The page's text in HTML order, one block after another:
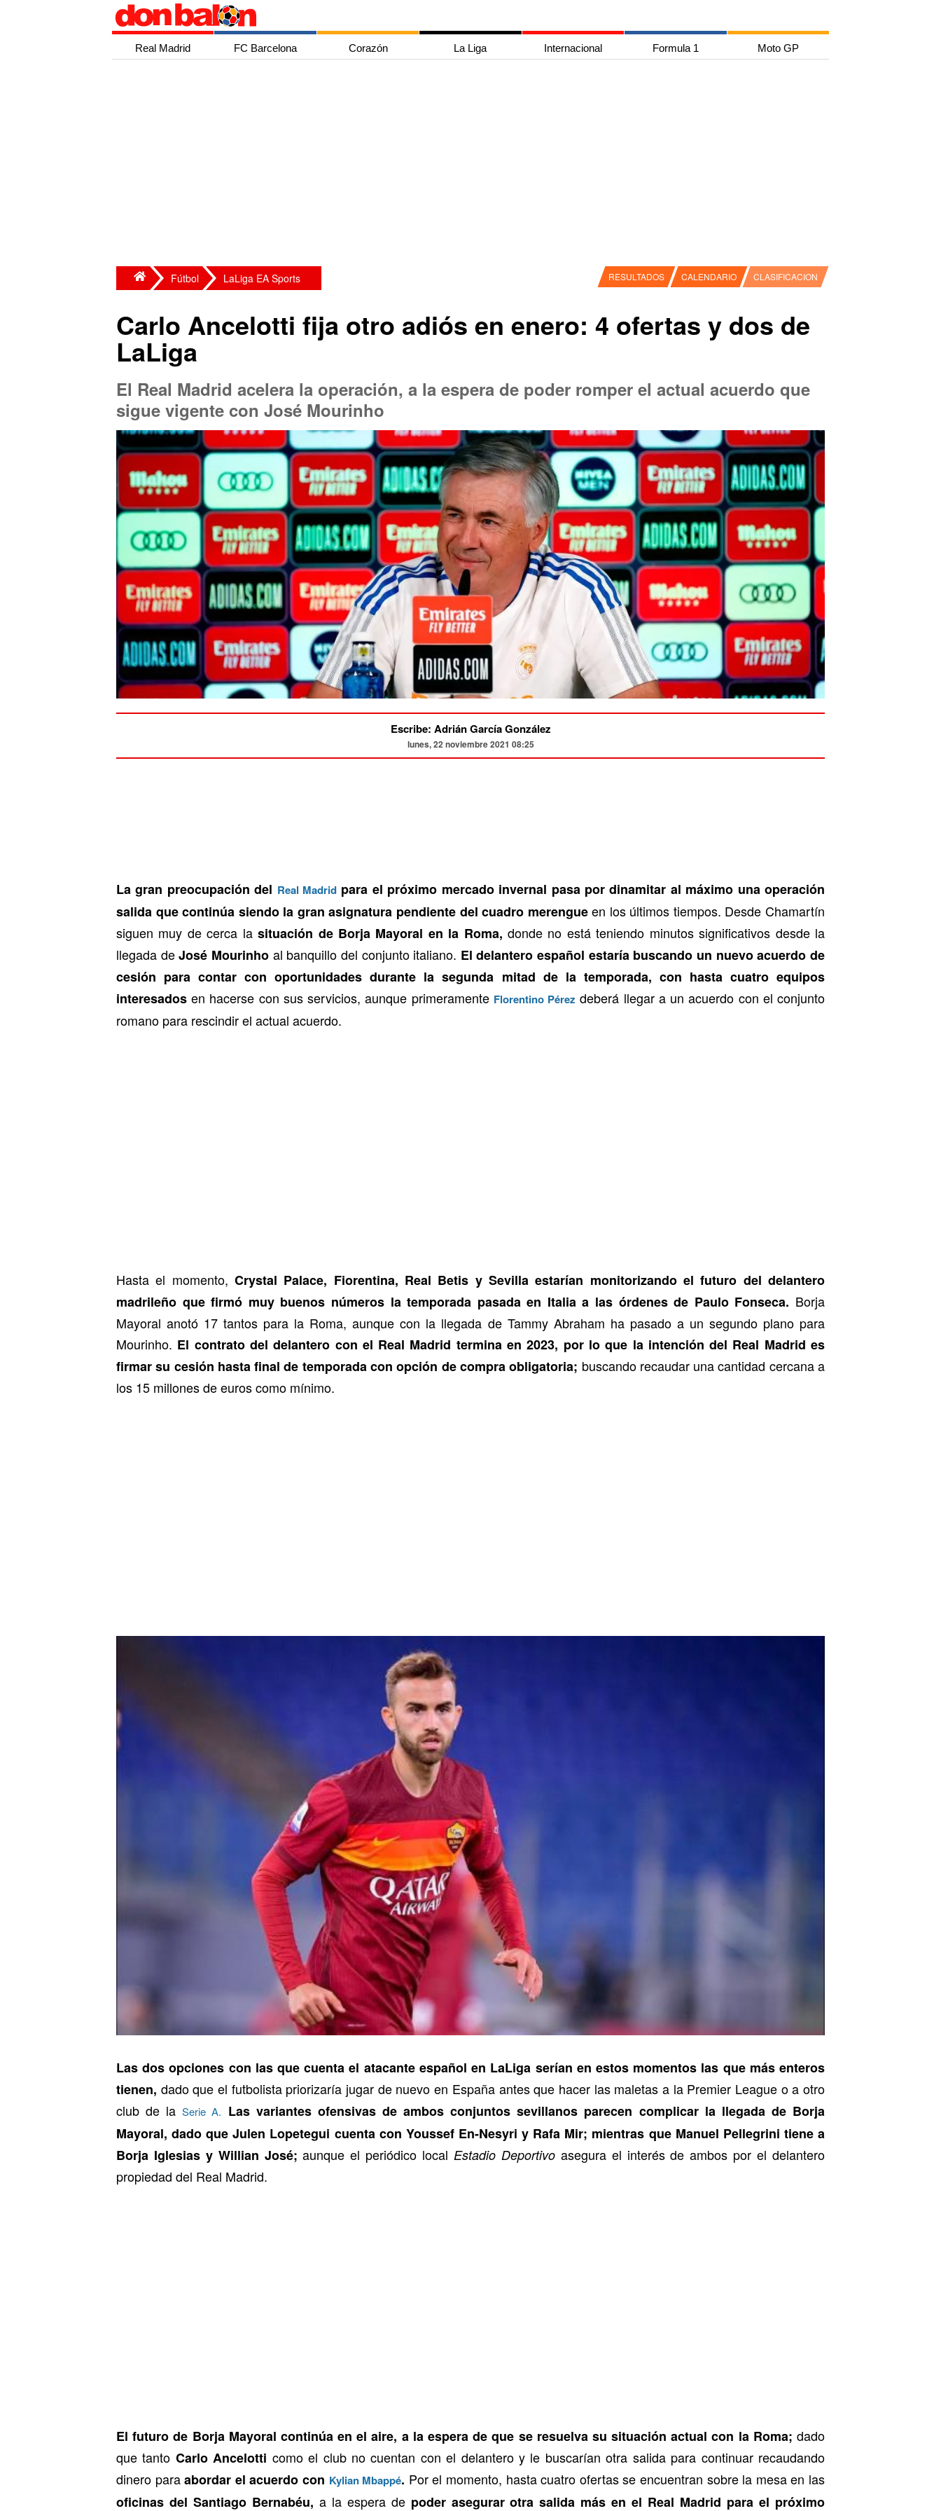
Real Madrid FC Barcelona Corazón La Liga Internacional Formula 1 Moto GP
Fútbol LaLiga EA Sports RESULTADOS CALENDARIO CLASIFICACION
Carlo Ancelotti fija otro adiós en enero: 4 ofertas y dos de
LaLiga
El Real Madrid acelera la operación, a la espera de poder romper el actual acuerdo que
sigue vigente con José Mourinho
Escribe: Adrián García González
lunes, 22 noviembre 2021 08:25
La gran preocupación del Real Madrid para el próximo mercado invernal pasa por dinamitar al máximo una operación
salida que continúa siendo la gran asignatura pendiente del cuadro merengueen los últimos tiempos. Desde Chamartín
siguen muy de cerca lasituación de Borja Mayoral en la Roma, donde no está teniendo minutos significativos desde la
llegada deJosé Mourinhoal banquillo del conjunto italiano. El delantero español estaría buscando un nuevo acuerdo de
cesión para contar con oportunidades durante la segunda mitad de la temporada, con hasta cuatro equipos
interesados en hacerse con sus servicios, aunque primeramente Florentino Pérez deberá llegar a un acuerdo con el conjunto
romano para rescindir el actual acuerdo.
Hasta el momento, Crystal Palace, Fiorentina, Real Betis y Sevilla estarían monitorizando el futuro del delantero
madrileño que firmó muy buenos números la temporada pasada en Italia a las órdenes de Paulo Fonseca. Borja
Mayoral anotó 17 tantos para la Roma, aunque con la llegada de Tammy Abraham ha pasado a un segundo plano para
Mourinho. El contrato del delantero con el Real Madrid termina en 2023, por lo que la intención del Real Madrid es
firmar su cesión hasta final de temporada con opción de compra obligatoria; buscando recaudar una cantidad cercana a
los 15 millones de euros como mínimo.
Las dos opciones con las que cuenta el atacante español en LaLiga serían en estos momentos las que más enteros
tienen, dado que el futbolista priorizaría jugar de nuevo en España antes que hacer las maletas a la Premier League o a otro
club de laSerie A. Las variantes ofensivas de ambos conjuntos sevillanos parecen complicar la llegada de Borja
Mayoral, dado que Julen Lopetegui cuenta con Youssef En-Nesyri y Rafa Mir; mientras que Manuel Pellegrini tiene a
Borja Iglesias y Willian José; aunque el periódico local Estadio Deportivoasegura el interés de ambos por el delantero
propiedad del Real Madrid.
El futuro de Borja Mayoral continúa en el aire, a la espera de que se resuelva su situación actual con la Roma; dado
que tanto Carlo Ancelotti como el club no cuentan con el delantero y le buscarían otra salida para continuar recaudando
dinero paraabordar el acuerdo con Kylian Mbappé. Por el momento, hasta cuatro ofertas se encuentran sobre la mesa en las
oficinas del Santiago Bernabéu, a la espera de poder asegurar otra salida más en el Real Madrid para el próximo